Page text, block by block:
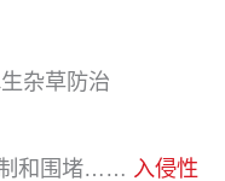
杂草防治
制和围堵…… 入侵性